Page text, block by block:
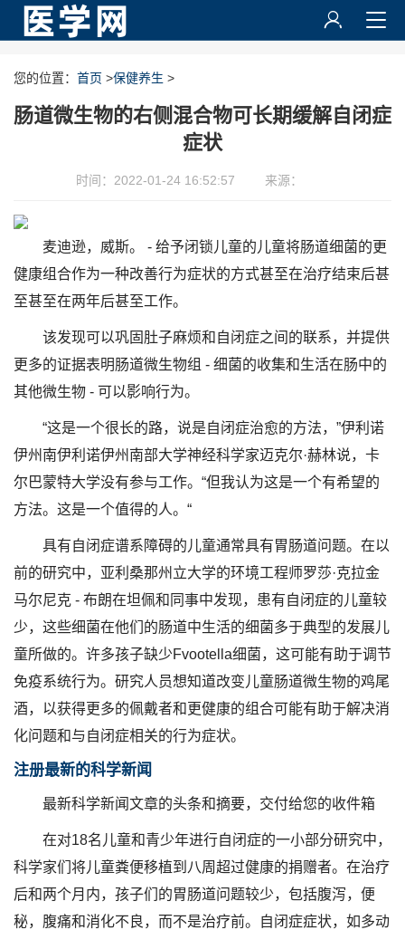
您的位置： 首页 >保健养生 >
肠道微生物的右侧混合物可长期缓解自闭症
症状
时间：2022-01-24 16:52:57 来源：
麦迪逊，威斯。 - 给予闭锁儿童的儿童将肠道细菌的更
健康组合作为一种改善行为症状的方式甚至在治疗结束后甚
至甚至在两年后甚至工作。
该发现可以巩固肚子麻烦和自闭症之间的联系，并提供
更多的证据表明肠道微生物组 - 细菌的收集和生活在肠中的
其他微生物 - 可以影响行为。
“这是一个很长的路，说是自闭症治愈的方法，”伊利诺
伊州南伊利诺伊州南部大学神经科学家迈克尔·赫林说，卡
尔巴蒙特大学没有参与工作。“但我认为这是一个有希望的
方法。这是一个值得的人。“
具有自闭症谱系障碍的儿童通常具有胃肠道问题。在以
前的研究中，亚利桑那州立大学的环境工程师罗莎·克拉金
马尔尼克 - 布朗在坦佩和同事中发现，患有自闭症的儿童较
少，这些细菌在他们的肠道中生活的细菌多于典型的发展儿
童所做的。许多孩子缺少Fvootella细菌，这可能有助于调节
免疫系统行为。研究人员想知道改变儿童肠道微生物的鸡尾
酒，以获得更多的佩戴者和更健康的组合可能有助于解决消
化问题和与自闭症相关的行为症状。
注册最新的科学新闻
最新科学新闻文章的头条和摘要，交付给您的收件箱
在对18名儿童和青少年进行自闭症的一小部分研究中，
科学家们将儿童粪便移植到八周超过健康的捐赠者。在治疗
后和两个月内，孩子们的胃肠道问题较少，包括腹泻，便
秘，腹痛和消化不良，而不是治疗前。自闭症症状，如多动